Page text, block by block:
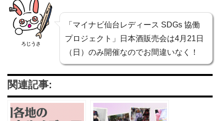
ろじうさ
「マイナビ仙台レディース SDGs 協働
プロジェクト」日本酒販売会は4月21日
（日）のみ開催なのでお間違いなく！
関連記事: